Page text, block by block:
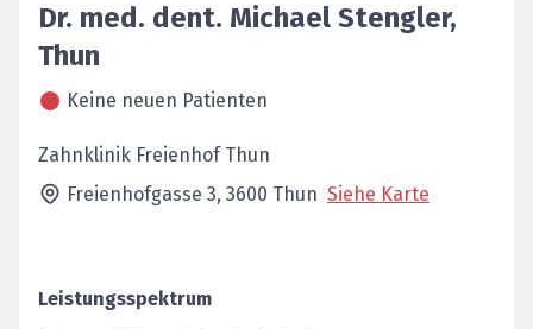
Dr. med. dent. Michael Stengler,
Thun
Keine neuen Patienten
Zahnklinik Freienhof Thun
Freienhofgasse 3, 3600 Thun Siehe Karte
Leistungsspektrum